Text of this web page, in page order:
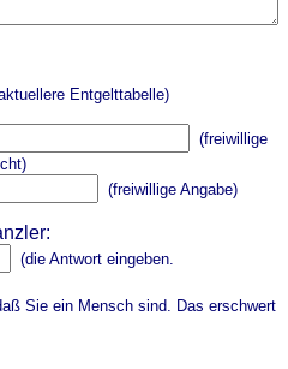
Entgelttabelle)
(freiwillige
(freiwillige Angabe)
(die Antwort eingeben.
Sie ein Mensch sind. Das erschwert